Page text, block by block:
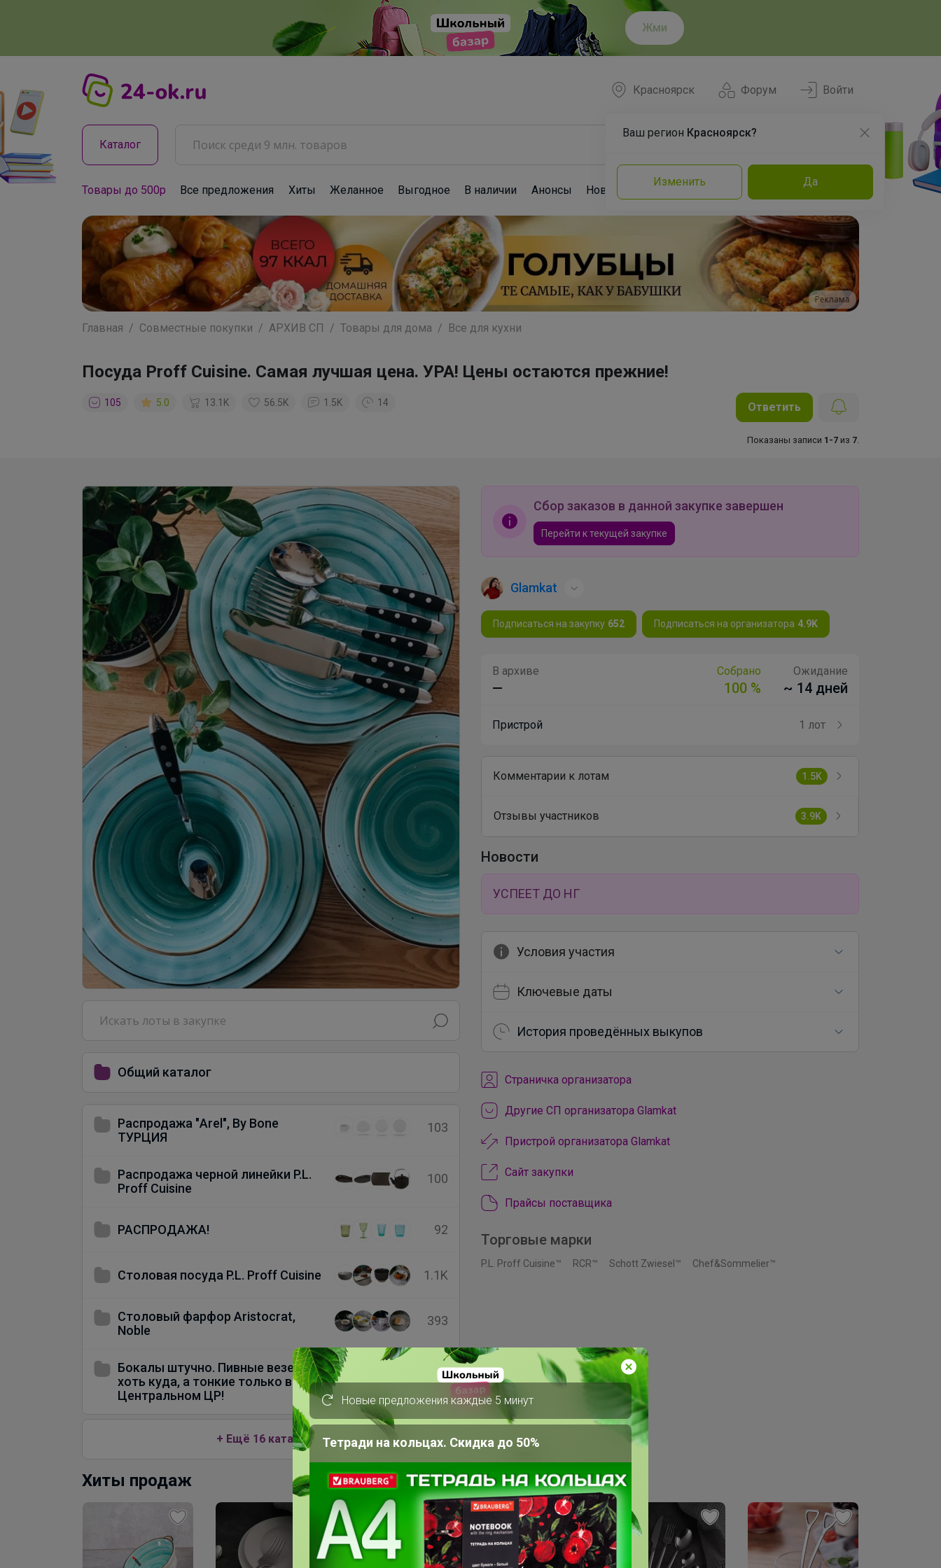
Жми
Форум
Красноярск
Ваш регион Красноярск?
Изменить Да
Войти
Каталог
Товары до 500р Все предложения Хиты Желанное Выгодное В наличии Анонсы Новости Команда Эксперты
Реклама
Главная Совместные покупки АРХИВ СП Товары для дома Все для кухни
Посуда Proff Cuisine. Самая лучшая цена. УРА! Цены остаются прежние!
105 5.0 13.1K 56.5K 1.5K 14 Ответить
Показаны записи 1-7 из 7
Общий каталог
Распродажа "Arel", By Bone
ТУРЦИЯ
103
Распродажа черной линейки P.L.
Proff Cuisine
100
РАСПРОДАЖА! 92
Столовая посуда P.L. Proff Cuisine 1.1K
Столовый фарфор Aristocrat,
Noble
393
Бокалы штучно. Пивные везем
хоть куда, а тонкие только в
Центральном ЦР!
1
+ Ещё 16 каталогов
Сбор заказов в данной закупке завершен
Перейти к текущей закупке
Glamkat
Подписаться на закупку 652 Подписаться на организатора 4.9K
В архиве
—
Собрано
100 %
Ожидание
~ 14 дней
Пристрой 1 лот
Комментарии к лотам 1.5K
Отзывы участников 3.9K
Новости
УСПЕЕТ ДО НГ
Условия участия
Ключевые даты
История проведённых выкупов
Cтраничка организатора
Другие СП организатора Glamkat
Пристрой организатора Glamkat
Сайт закупки
Прайсы поставщика
Торговые марки
P.L. Proff Cuisine™ RCR™ Schott Zwiesel™ Chef&Sommelier™
Хиты продаж
Новые предложения каждые 5 минут
Тетради на кольцах. Скидка до 50%